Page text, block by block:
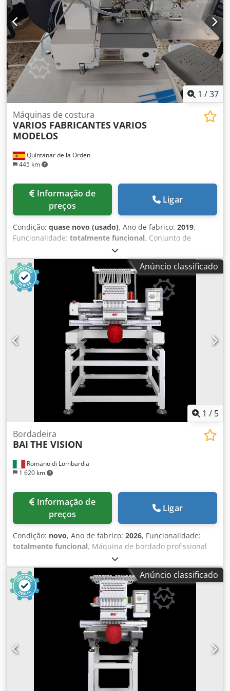
Cjdezlb Idjpfx Apisha
1 /37
Quintanar de la Orden
445 km
Máquinas de costura
VARIOS FABRICANTESVARIOS
MODELOS
preços
Ligar
Condição: quase novo (usado), Ano de fabrico: 2019,
Funcionalidade: totalmente funcional, Conjunto de
máquinas para confecção em muito bom estado e com
pouco uso. Anexamos uma lista das máquinas.
Interessados, enviar e-mail para obter mais informações.
Cedoy Ickzjpfx Apisha JUKI MP200NS DURKOPP-ADLER 550-
8-3 BROTHER 311HN COMEL MP/A COMEL BR/A/AC SIRUBA
L382R-32 KIT VAPOR SIRUBA 737K504 ROBOTEC 3300
MAIER 221-12-K-E MAIER 221-19/2-K SIRUBA 1381P
DURKOPP-ADLER 173 ROTONDI VFRVE203 ROTONDI BL32
ROTONDI BL32
Anúncio classificado
1 / 5
Romano di Lombardia
1 620 km
Bordadeira
BAI THE VISION
preços
Ligar
Condição: novo, Ano de fabrico: 2026, Funcionalidade:
totalmente funcional, Máquina de bordado profissional
modelo VISION V22: Modelo: V22 Cabeças: 1 Agulhas: 15
Aplicação: bonés / peças prontas / bordado plano Área de
bordado: 400 x 500 mm Área de bordado para bonés: 270°
Cedpfxsxqawhs Apisha Velocidade máxima: 1200 RPM
Motor: Servomotor Ampla Área de Bordado para Grandes
Projetos – Bordadeira Vision A VISION foi projetada para
executar trabalhos em itens de grande porte graças à sua
ampla área de bordado. Seja para personalizar peças de
vestuário, bolsas ou materiais complexos, esta máquina
está preparada para os projetos mais exigentes. Além
disso, seu braço de trabalho redesenhado permite
trabalhar facilmente em superfícies irregulares ou de
difícil acesso, aumentando a versatilidade operacional.
Anúncio classificado